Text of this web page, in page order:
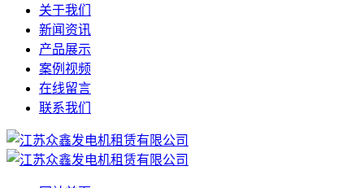
关于我们
新闻资讯
产品展示
案例视频
在线留言
联系我们